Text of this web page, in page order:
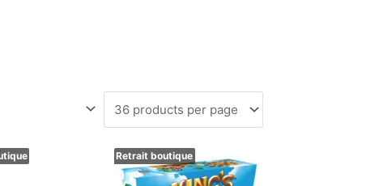
Retrait boutique